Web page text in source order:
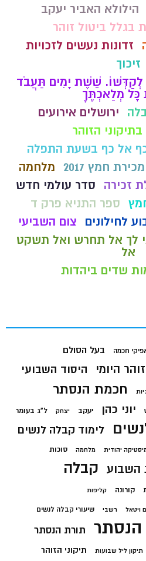
הילולא האביר יעקב
בגלל ביטול זוהר
זדונות נעשים לזכויות
זיכוך
לְקַדְּשׁוֹ. שֵׁשֶׁת יָמִים תַּעֲבֹד
כָּל מְלַאכְתֶּךָ
ירושלים אירועים
הזוהר
אל כף בשעת התפלה
מכירת חמץ 2017
מלחמה
זכירה
סדר עולמי חדש
ספר התניא פרק ד
לחילונים
צום השביעי
לך אל תחרש ואל תשקט
אל
שדים ביהדות
חכמה בעל הסולם
היומי היסוד השבועי
חכמת הנסתר
יוני כהן יעקב יצחק ל"ג בעומר
לימוד קבלה לנשים
יהודית מלחמה סוכות
השבוע קבלה
קורונה קליפות
ויטאל רשבי שיעורי קבלה לנשים
תורת הנסתר
תיקון ליל שבועות תיקוני הזוהר